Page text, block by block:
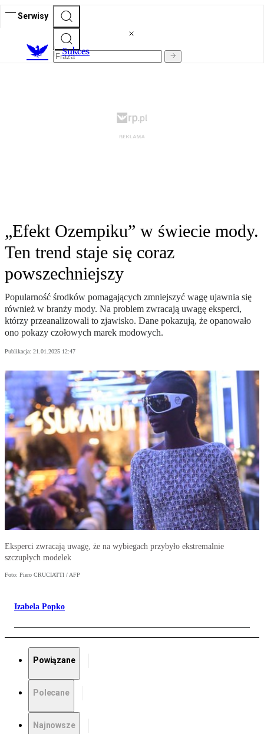
Serwisy
Sukces
„Efekt Ozempiku” w świecie mody.
Ten trend staje się coraz
powszechniejszy
Popularność środków pomagających zmniejszyć wagę ujawnia się
również w branży mody. Na problem zwracają uwagę eksperci,
którzy przeanalizowali to zjawisko. Dane pokazują, że opanowało
ono pokazy czołowych marek modowych.
Publikacja: 21.01.2025 12:47
Eksperci zwracają uwagę, że na wybiegach przybyło ekstremalnie
szczupłych modelek
Foto: Piero CRUCIATTI / AFP
Izabela Popko
Powiązane
Polecane
Najnowsze